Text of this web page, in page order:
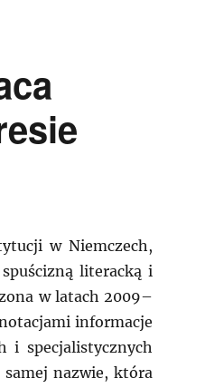
w Niemczech,
literacką i
w latach 2009–
informacje
i specjalistycznych
samej nazwie, która